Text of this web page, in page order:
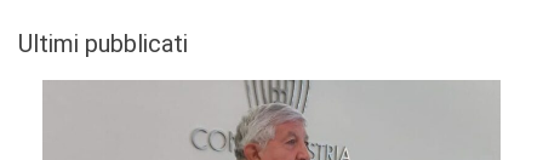
Ultimi pubblicati